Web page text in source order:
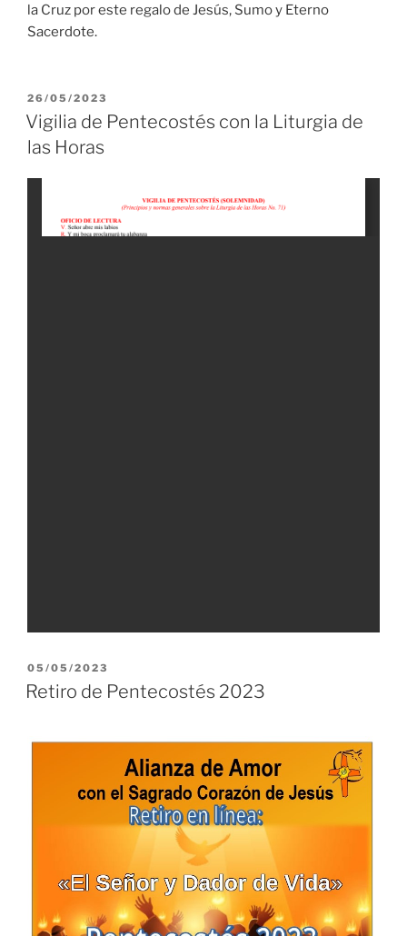
la Cruz por este regalo de Jesús, Sumo y Eterno
Sacerdote.
PUBLICADO
EL
26/05/2023
Vigilia de Pentecostés con la Liturgia de
las Horas
PUBLICADO
EL
05/05/2023
Retiro de Pentecostés 2023